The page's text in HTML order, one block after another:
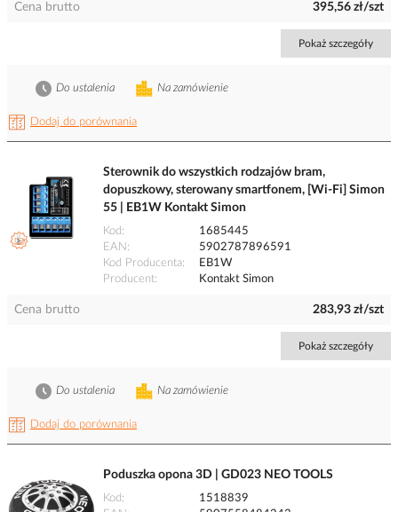
Cena brutto 395,56 zł/szt
Pokaż szczegóły
Dodaj do porównania
Na zamówienie
Do ustalenia
Sterownik do wszystkich rodzajów bram,
dopuszkowy, sterowany smartfonem, [Wi‑Fi] Simon
55 | EB1W Kontakt Simon
Kod
1685445
EAN
5902787896591
Kod Producenta
EB1W
Producent
Kontakt Simon
Cena brutto 283,93 zł/szt
Pokaż szczegóły
Dodaj do porównania
Na zamówienie
Do ustalenia
Poduszka opona 3D | GD023 NEO TOOLS
Kod
1518839